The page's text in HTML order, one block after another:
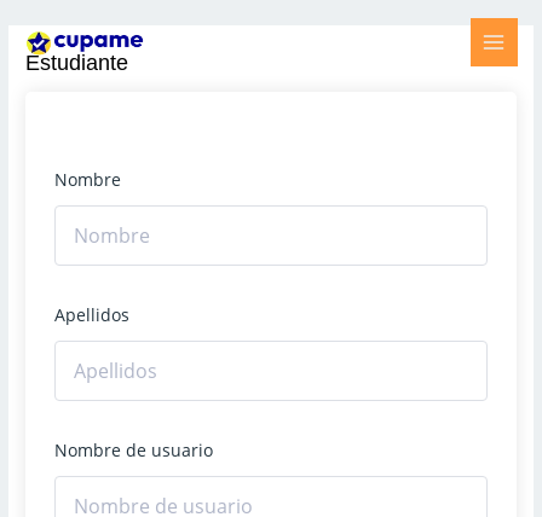
contenido
Main
Estudiante
Nombre
Apellidos
Nombre de usuario